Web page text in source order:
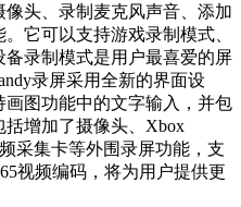
头、录制麦克风声音、添加
它可以支持游戏录制模式、
录制模式是用户最喜爱的屏
录屏采用全新的界面设
图功能中的文字输入，并包
增加了摄像头、Xbox
采集卡等外围录屏功能，支
视频编码，将为用户提供更